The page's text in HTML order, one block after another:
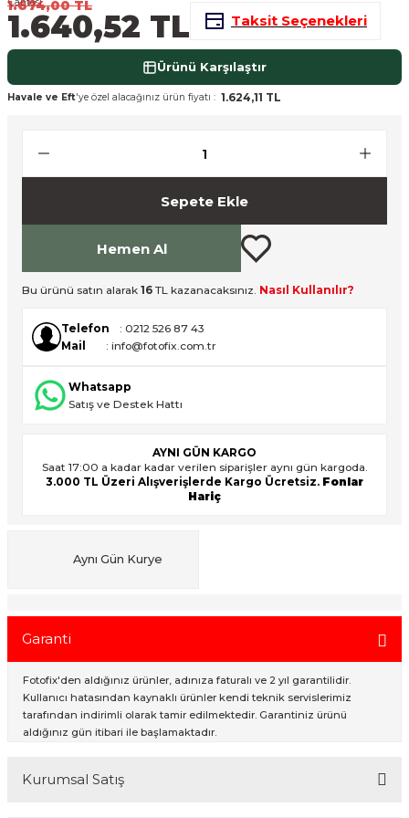
Cihazları
Işık Setleri
Setleri
1.674,00 TL
1.640,52 TL Taksit Seçenekleri
Ürünü Karşılaştır
Havale ve Eft'ye özel alacağınız ürün fiyatı : 1.624,11 TL
Sepete Ekle
Hemen Al
Bu ürünü satın alarak 16 TL kazanacaksınız. Nasıl Kullanılır?
Telefon
: 0212 526 87 43
Mail
: info@fotofix.com.tr
Whatsapp
Satış ve Destek Hattı
AYNI GÜN KARGO
Saat 17:00 a kadar kadar verilen siparişler aynı gün kargoda.
3.000 TL Üzeri Alışverişlerde Kargo Ücretsiz. Fonlar
Hariç
Aynı Gün Kurye
Garanti
Fotofix'den aldığınız ürünler, adınıza faturalı ve 2 yıl garantilidir.
Kullanıcı hatasından kaynaklı ürünler kendi teknik servislerimiz
tarafından indirimli olarak tamir edilmektedir. Garantiniz ürünü
aldığınız gün itibari ile başlamaktadır.
Kurumsal Satış